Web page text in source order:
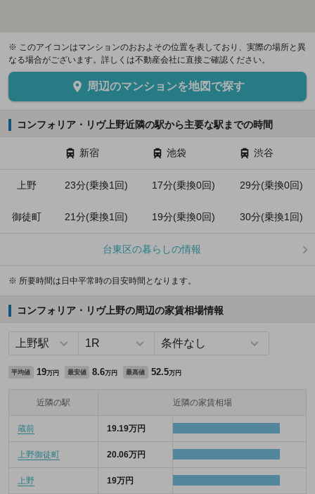
※ このアイコンはマンションのおおよその位置を表しており、実際の場所と異
なる場合がございます。詳しくは不動産会社に直接ご確認ください。
周辺のマンションを地図で探す
コンフォリア・リヴ上野近隣の駅から主要な駅までの時間
新宿 池袋 渋谷
上野 23分(乗換1回) 17分(乗換0回) 29分(乗換0回)
御徒町 21分(乗換1回) 19分(乗換0回) 30分(乗換1回)
台東区の暮らしの情報
※ 所要時間は日中平常時の目安時間となります。
コンフォリア・リヴ上野の周辺の家賃相場情報
平均値 19万円 最安値 8.6万円 最高値 52.5万円
近隣の駅 近隣の家賃相場
蔵前 19.19万円
上野御徒町 20.06万円
上野 19万円